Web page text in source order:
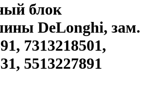
блок
DeLonghi, зам.
7313218501,
5513227891